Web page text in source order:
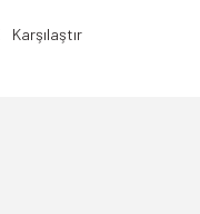
Karşılaştır